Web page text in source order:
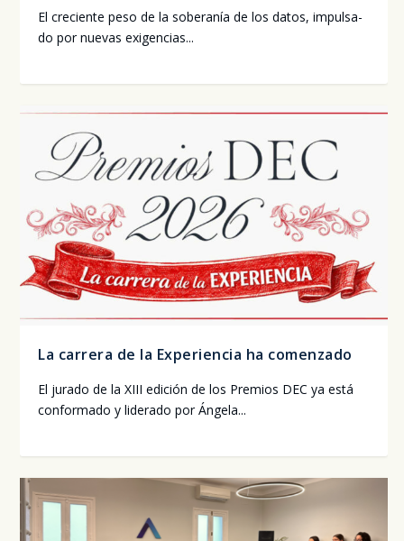
El cre­cien­te peso de la sobe­ra­nía de los datos, impul­sa­
do por nue­vas exi­gen­cias...
La carrera de la Experiencia ha comenzado
El jura­do de la XIII edi­ción de los Pre­mios DEC ya está
con­for­ma­do y lide­ra­do por Ánge­la...